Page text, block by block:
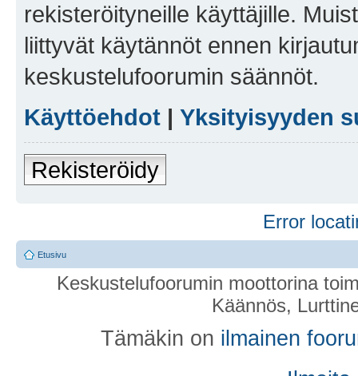
rekisteröityneille käyttäjille.
liittyvät käytännöt ennen
keskustelufoorumin säännöt.
Käyttöehdot | Yksityisyyden
Rekisteröidy
Error
Etusivu
Keskustelufoorumin moottorina
Käännös,
Tämäkin on ilmainen